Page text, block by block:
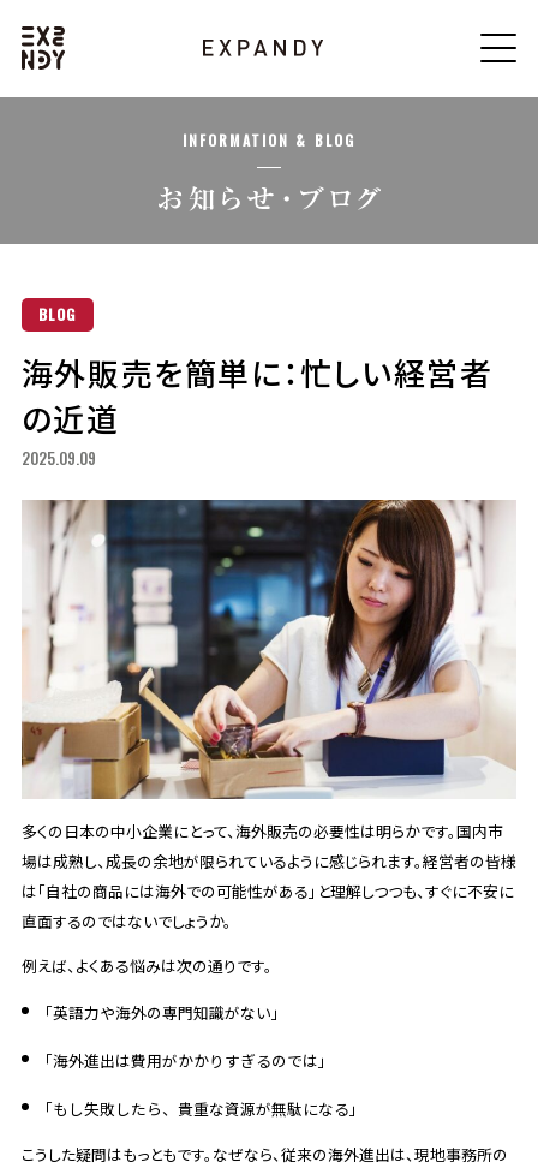
INFORMATION & BLOG
BLOG
海外販売を簡単に：忙しい経営者
の近道
2025.09.09
多くの日本の中小企業にとって、海外販売の必要性は明らかです。国内市
場は成熟し、成長の余地が限られているように感じられます。経営者の皆様
は「自社の商品には海外での可能性がある」と理解しつつも、すぐに不安に
直面するのではないでしょうか。
例えば、よくある悩みは次の通りです。
「英語力や海外の専門知識がない」
「海外進出は費用がかかりすぎるのでは」
「もし失敗したら、貴重な資源が無駄になる」
こうした疑問はもっともです。なぜなら、従来の海外進出は、現地事務所の